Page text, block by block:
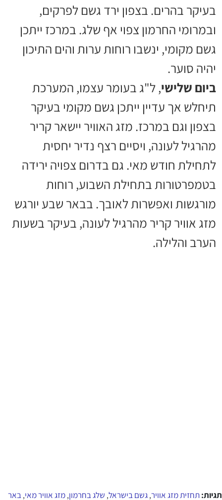
בעיקר בהרים. בצפון ירד גשם לפרקים,
ובמרומי החרמון צפוי אף שלג. במרכז ייתכן
גשם מקומי, ינשבו רוחות ערות והים התיכון
יהיה סוער.
ביום שלישי, ל"ג בעומר עצמו, המערכת
תיחלש אך עדיין ייתכן גשם מקומי בעיקר
בצפון וגם במרכז. מזג האוויר יישאר קריר
מהרגיל לעונה, ויסיים רצף נדיר יחסית
לתחילת חודש מאי. גם בדרום צפויה ירידה
בטמפרטורות בתחילת השבוע, רוחות
מורגשות ואפשרות לאובך. בבאר שבע יורגש
מזג אוויר קריר מהרגיל לעונה, בעיקר בשעות
הערב והלילה.
תגיות:תחזית מזג אוויר,גשם בישראל, שלג בחרמון,מזג אוויר מאי,באר